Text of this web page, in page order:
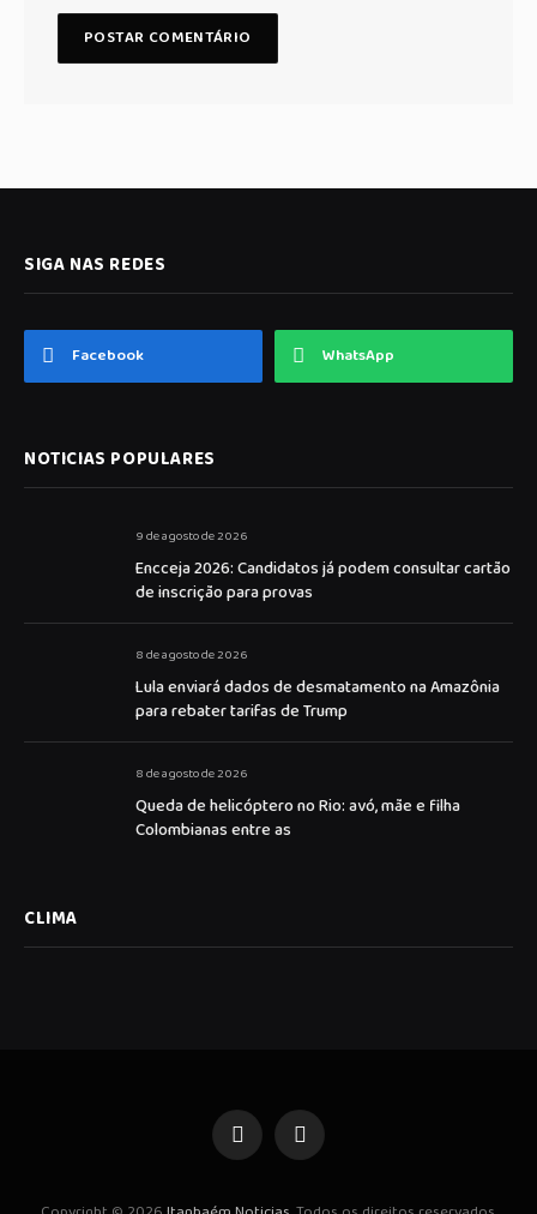
SIGA NAS REDES
Facebook WhatsApp
NOTICIAS POPULARES
9 de agosto de 2026
Encceja 2026: Candidatos já podem consultar cartão
de inscrição para provas
8 de agosto de 2026
Lula enviará dados de desmatamento na Amazônia
para rebater tarifas de Trump
8 de agosto de 2026
Queda de helicóptero no Rio: avó, mãe e filha
Colombianas entre as
CLIMA
FacebookInstagram